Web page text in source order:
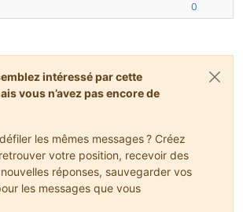
0
intéressé par cette
vous n’avez pas encore de
les mêmes messages ? Créez
votre position, recevoir des
réponses, sauvegarder vos
les messages que vous